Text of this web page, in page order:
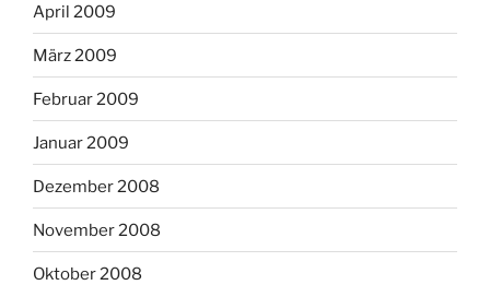
April 2009
März 2009
Februar 2009
Januar 2009
Dezember 2008
November 2008
Oktober 2008